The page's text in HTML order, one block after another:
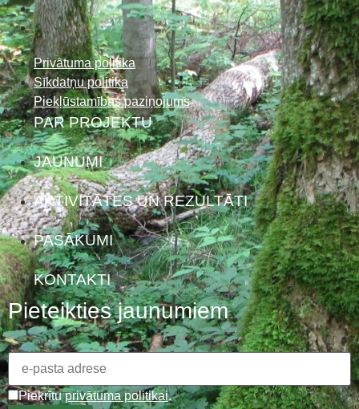
Privātuma politika
Sīkdatņu politika
Piekļūstamības paziņojums
PAR PROJEKTU
JAUNUMI
AKTIVITĀTES UN REZULTĀTI
PASĀKUMI
KONTAKTI
Pieteikties jaunumiem
Piekrītuprivātuma politikai.